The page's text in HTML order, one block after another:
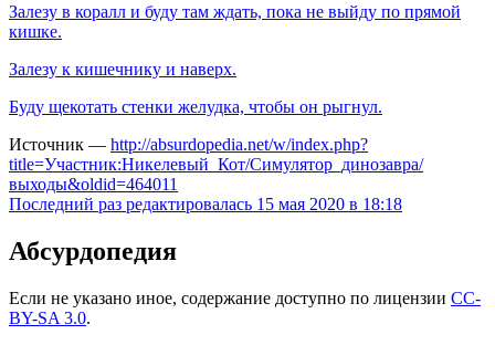
Залезу в коралл и буду там ждать, пока не выйду по прямой
кишке.
Залезу к кишечнику и наверх.
Буду щекотать стенки желудка, чтобы он рыгнул.
Источник — http://absurdopedia.net/w/index.php?
title=Участник:Никелевый_Кот/Симулятор_динозавра/
выходы&oldid=464011
Последний раз редактировалась 15 мая 2020 в 18:18
Абсурдопедия
Если не указано иное, содержание доступно по лицензии CC-
BY-SA 3.0.